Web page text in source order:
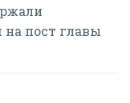
пост главы